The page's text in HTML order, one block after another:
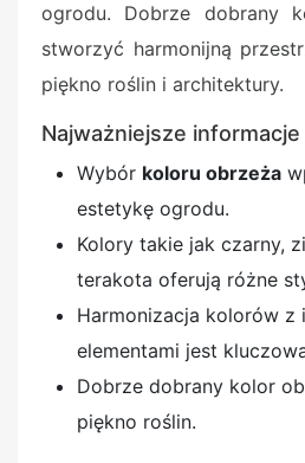
ogrodu. Dobrze dobrany
stworzyć harmonijną
piękno roślin i architektury.
Najważniejsze informacje
Wybór koloru obrzeża
estetykę ogrodu.
Kolory takie jak czarny,
terakota oferują różne
Harmonizacja kolorów z
elementami jest
Dobrze dobrany kolor
piękno roślin.